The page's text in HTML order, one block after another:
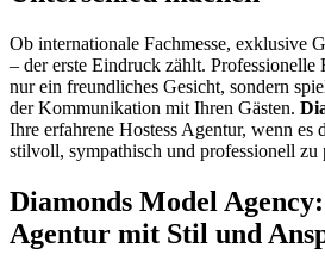
Ob internationale Fachmesse, exklusive
– der erste Eindruck zählt. Professionelle
nur ein freundliches Gesicht, sondern
der Kommunikation mit Ihren Gästen.
Ihre erfahrene Hostess Agentur, wenn es
stilvoll, sympathisch und professionell zu
Diamonds Model
Agentur mit Stil und